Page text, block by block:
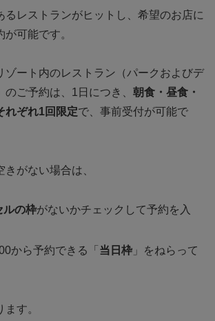
るレストランがヒットし、希望のお店に
可能です。
ゾート内のレストラン（パークおよびデ
のご予約は、1日につき、 朝食・昼食・
れぞれ1回限定で、事前受付が可能で
がない場合は、
ルの枠がないかチェックして予約を入
から予約できる「 当日枠 」をねらって
す。